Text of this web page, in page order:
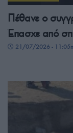
Πέθανε ο
Έπασχε από
21/07/2026 -